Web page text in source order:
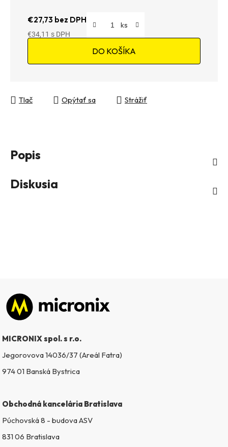
€27,73 bez DPH
€34,11
DO KOŠÍKA
Tlač Opýtať sa Strážiť
Popis
Diskusia
Zápätie
MICRONIX spol. s r.o.
Jegorovova 14036/37 (Areál Fatra)
974 01 Banská Bystrica
Obchodná kancelária Bratislava
Púchovská 8 - budova ASV
831 06 Bratislava